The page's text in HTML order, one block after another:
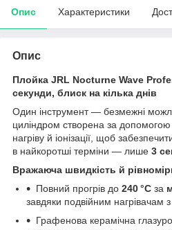
Опис Характеристики
Опис
Плойка JRL Nocturne Wave
секунди, блиск на кілька днів
Один інструмент — безмежні
циліндром створена за допомогою
нагріву й іонізації, щоб
в найкоротші терміни — лише 3
Вражаюча швидкість й
Повний прогрів до 240 °C за
завдяки подвійним нагрівачам з
Графенова керамічна